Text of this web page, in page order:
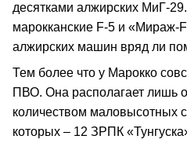
десятками алжирских МиГ-
марокканские F-5 и «Мираж-
алжирских машин вряд ли
Тем более что у Марокко
ПВО. Она располагает лишь
количеством маловысотных
которых – 12 ЗРПК